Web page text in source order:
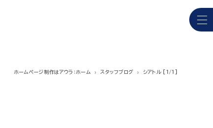
ホームページ制作はアウラ：ホーム スタッフブログ シアトル [1/1]